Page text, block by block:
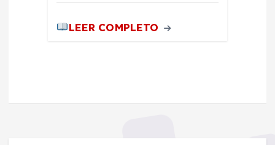
LEER COMPLETO